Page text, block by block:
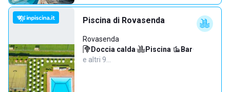
Piscina di Rovasenda
Rovasenda
Doccia calda· Piscina· Bar·
e altri 9…